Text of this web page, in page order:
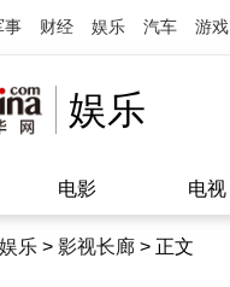
事 财经 娱乐 汽车 游戏
娱乐
电影 电视
娱乐 > 影视长廊 > 正文